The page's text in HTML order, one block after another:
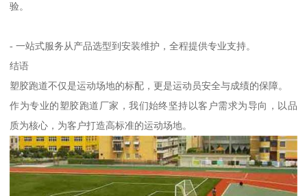
验。
- 一站式服务从产品选型到安装维护，全程提供专业支持。
结语
塑胶跑道不仅是运动场地的标配，更是运动员安全与成绩的保障。
作为专业的塑胶跑道厂家，我们始终坚持以客户需求为导向，以品
质为核心，为客户打造高标准的运动场地。